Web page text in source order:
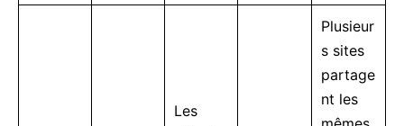
Les
Plusieur
s sites
partage
nt les